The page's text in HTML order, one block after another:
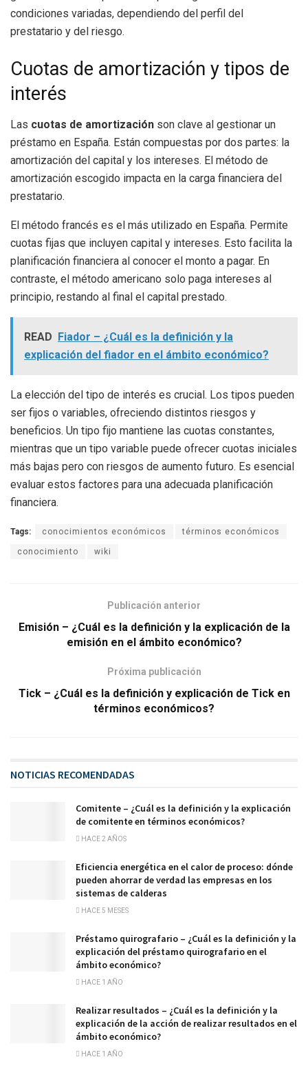
condiciones variadas, dependiendo del perfil del
prestatario y del riesgo.
Cuotas de amortización y tipos de
interés
Las cuotas de amortización son clave al gestionar un
préstamo en España. Están compuestas por dos partes: la
amortización del capital y los intereses. El método de
amortización escogido impacta en la carga financiera del
prestatario.
El método francés es el más utilizado en España. Permite
cuotas fijas que incluyen capital y intereses. Esto facilita la
planificación financiera al conocer el monto a pagar. En
contraste, el método americano solo paga intereses al
principio, restando al final el capital prestado.
READ Fiador – ¿Cuál es la definición y la
explicación del fiador en el ámbito económico?
La elección del tipo de interés es crucial. Los tipos pueden
ser fijos o variables, ofreciendo distintos riesgos y
beneficios. Un tipo fijo mantiene las cuotas constantes,
mientras que un tipo variable puede ofrecer cuotas iniciales
más bajas pero con riesgos de aumento futuro. Es esencial
evaluar estos factores para una adecuada planificación
financiera.
Tags: conocimientos económicos términos económicos
conocimiento wiki
Publicación anterior
Emisión – ¿Cuál es la definición y la explicación de la
emisión en el ámbito económico?
Próxima publicación
Tick – ¿Cuál es la definición y explicación de Tick en
términos económicos?
NOTICIAS RECOMENDADAS
Comitente – ¿Cuál es la definición y la explicación
de comitente en términos económicos?
HACE 2 AÑOS
Eficiencia energética en el calor de proceso: dónde
pueden ahorrar de verdad las empresas en los
sistemas de calderas
HACE 5 MESES
Préstamo quirografario – ¿Cuál es la definición y la
explicación del préstamo quirografario en el
ámbito económico?
HACE 1 AÑO
Realizar resultados – ¿Cuál es la definición y la
explicación de la acción de realizar resultados en el
ámbito económico?
HACE 1 AÑO